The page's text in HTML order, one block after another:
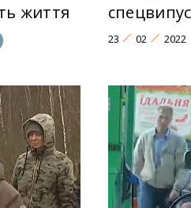
життя
23 02 2022